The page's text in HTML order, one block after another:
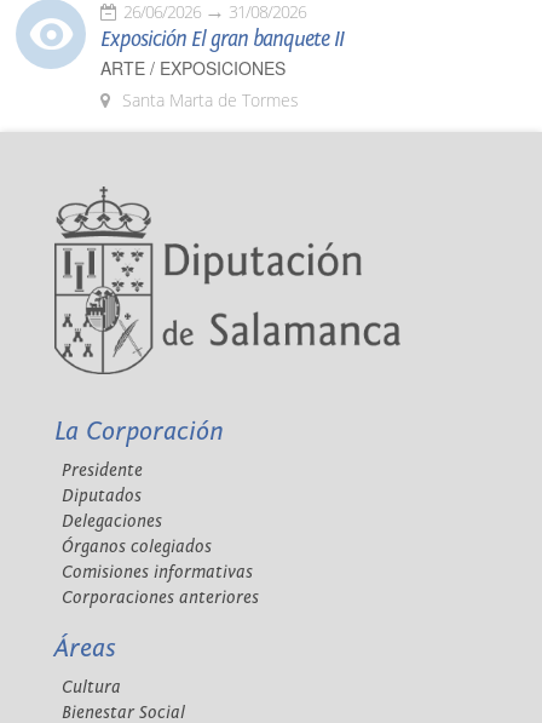
26/06/2026 31/08/2026
Exposición El gran banquete II
ARTE / EXPOSICIONES
Santa Marta de Tormes
La Corporación
Presidente
Diputados
Delegaciones
Órganos colegiados
Comisiones informativas
Corporaciones anteriores
Áreas
Cultura
Bienestar Social